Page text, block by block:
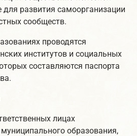
для развития самоорганизации
сообществ.
проводятся
институтов и социальных
составляются паспорта
лицах
образования,